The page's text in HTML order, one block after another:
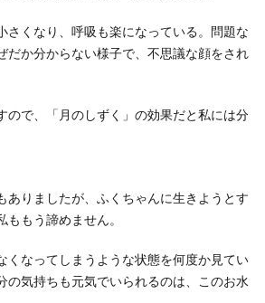
さくなり、呼吸も楽になっている。問題な
だか分からない様子で、不思議な顔をされ
ので、「月のしずく」の効果だと私には分
ありましたが、ふくちゃんに生きようとす
もう諦めません。
くなってしまうような状態を何度か見てい
の気持ちも元気でいられるのは、このお水